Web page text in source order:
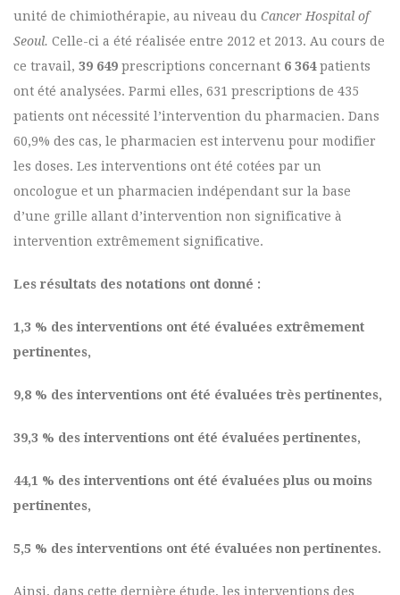
unité de chimiothérapie, au niveau du Cancer Hospital of
Seoul. Celle-ci a été réalisée entre 2012 et 2013. Au cours de
ce travail, 39 649 prescriptions concernant 6 364patients
ont été analysées. Parmi elles, 631 prescriptions de 435
patients ont nécessité l’intervention du pharmacien. Dans
60,9% des cas, le pharmacien est intervenu pour modifier
les doses. Les interventions ont été cotées par un
oncologue et un pharmacien indépendant sur la base
d’une grille allant d’intervention non significative à
intervention extrêmement significative.
Les résultats des notations ont donné :
1,3 % des interventions ont été évaluées extrêmement
pertinentes,
9,8 % des interventions ont été évaluées très pertinentes,
39,3 % des interventions ont été évaluées pertinentes,
44,1 % des interventions ont été évaluées plus ou moins
pertinentes,
5,5 % des interventions ont été évaluées non pertinentes.
Ainsi, dans cette dernière étude, les interventions des